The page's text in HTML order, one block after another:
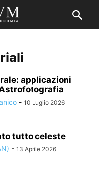
applicazioni
- 10 Luglio 2026
tutto celeste
- 13 Aprile 2026